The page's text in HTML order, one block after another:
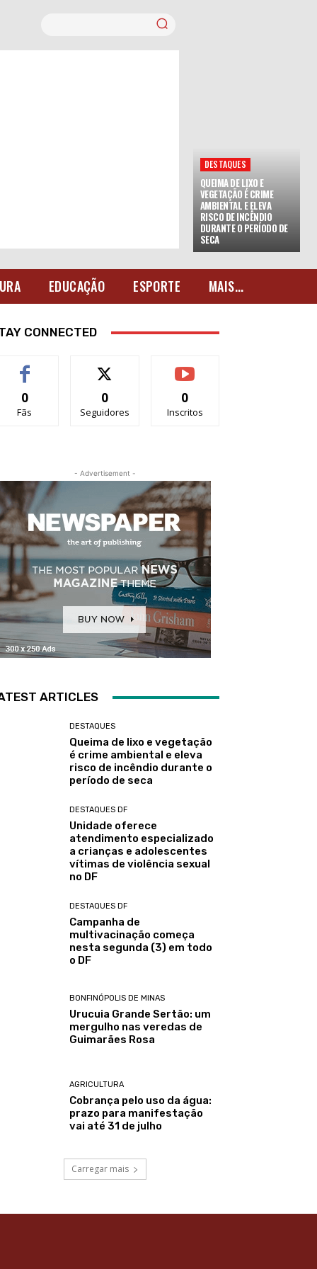
DESTAQUES
QUEIMA DE LIXO E
VEGETAÇÃO É CRIME
AMBIENTAL E ELEVA
RISCO DE INCÊNDIO
DURANTE O PERÍODO DE
SECA
EDUCAÇÃO ESPORTE MAIS...
CONNECTED
0
Fãs
0
Seguidores
0
Inscritos
- Advertisement -
ARTICLES
DESTAQUES
Queima de lixo e vegetação
é crime ambiental e eleva
risco de incêndio durante o
período de seca
DESTAQUES DF
Unidade oferece
atendimento especializado
a crianças e adolescentes
vítimas de violência sexual
no DF
DESTAQUES DF
Campanha de
multivacinação começa
nesta segunda (3) em todo
o DF
BONFINÓPOLIS DE MINAS
Urucuia Grande Sertão: um
mergulho nas veredas de
Guimarães Rosa
AGRICULTURA
Cobrança pelo uso da água:
prazo para manifestação
vai até 31 de julho
Carregar mais